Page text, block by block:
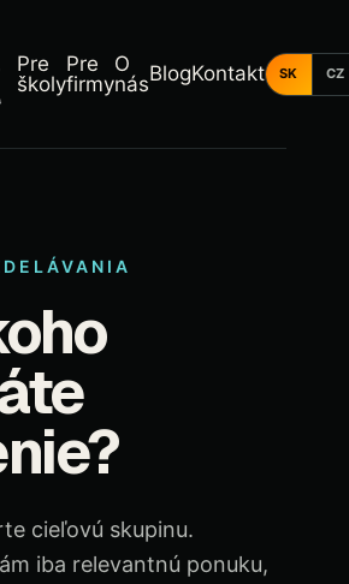
Pre
školy
Pre
firmy
O
násBlogKontakt SK CZ
cieľovú skupinu.
iba relevantnú ponuku,